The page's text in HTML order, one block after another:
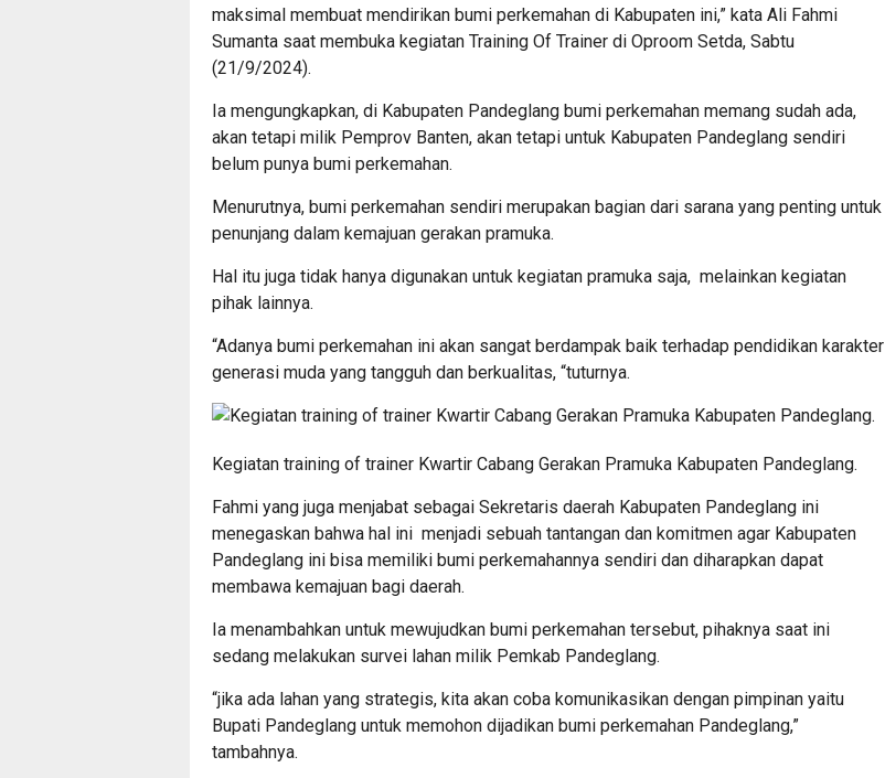
maksimal membuat mendirikan bumi perkemahan di Kabupaten ini,” kata Ali Fahmi
Sumanta saat membuka kegiatan Training Of Trainer di Oproom Setda, Sabtu
(21/9/2024).
Ia mengungkapkan, di Kabupaten Pandeglang bumi perkemahan memang sudah ada,
akan tetapi milik Pemprov Banten, akan tetapi untuk Kabupaten Pandeglang sendiri
belum punya bumi perkemahan.
Menurutnya, bumi perkemahan sendiri merupakan bagian dari sarana yang penting untuk
penunjang dalam kemajuan gerakan pramuka.
Hal itu juga tidak hanya digunakan untuk kegiatan pramuka saja, melainkan kegiatan
pihak lainnya.
“Adanya bumi perkemahan ini akan sangat berdampak baik terhadap pendidikan karakter
generasi muda yang tangguh dan berkualitas, “tuturnya.
Kegiatan training of trainer Kwartir Cabang Gerakan Pramuka Kabupaten Pandeglang.
Fahmi yang juga menjabat sebagai Sekretaris daerah Kabupaten Pandeglang ini
menegaskan bahwa hal ini menjadi sebuah tantangan dan komitmen agar Kabupaten
Pandeglang ini bisa memiliki bumi perkemahannya sendiri dan diharapkan dapat
membawa kemajuan bagi daerah.
Ia menambahkan untuk mewujudkan bumi perkemahan tersebut, pihaknya saat ini
sedang melakukan survei lahan milik Pemkab Pandeglang.
“jika ada lahan yang strategis, kita akan coba komunikasikan dengan pimpinan yaitu
Bupati Pandeglang untuk memohon dijadikan bumi perkemahan Pandeglang,”
tambahnya.